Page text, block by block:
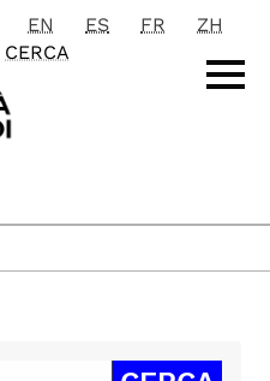
principale
EN ES FR
ZH
CERCA